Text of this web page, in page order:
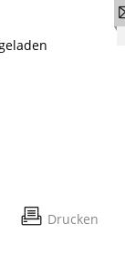
Drucken